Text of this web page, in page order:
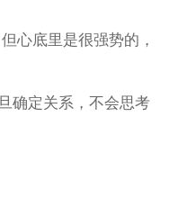
心底里是很强势的，
确定关系，不会思考